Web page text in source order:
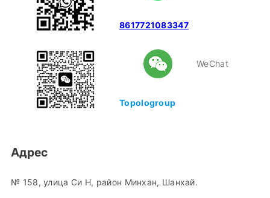
8617721083347
WeChat
Topologroup
Адрес
№ 158, улица Си Н, район Минхан, Шанхай.